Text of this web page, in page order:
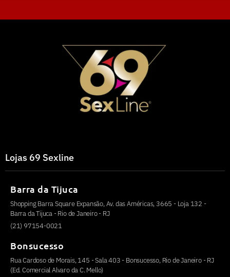
Lojas 69 Sexline
Barra da Tijuca
Shopping Barra Square Expansão, Av. das Américas, 3665 - Loja 132 -
Barra da Tijuca - Rio de Janeiro - RJ
(21) 97154-0021
Bonsucesso
Rua Cardoso de Morais, 145 - Sala 403 - Bonsucesso, Rio de Janeiro - RJ
(Ed. Comercial Alvaro da C. Mello)